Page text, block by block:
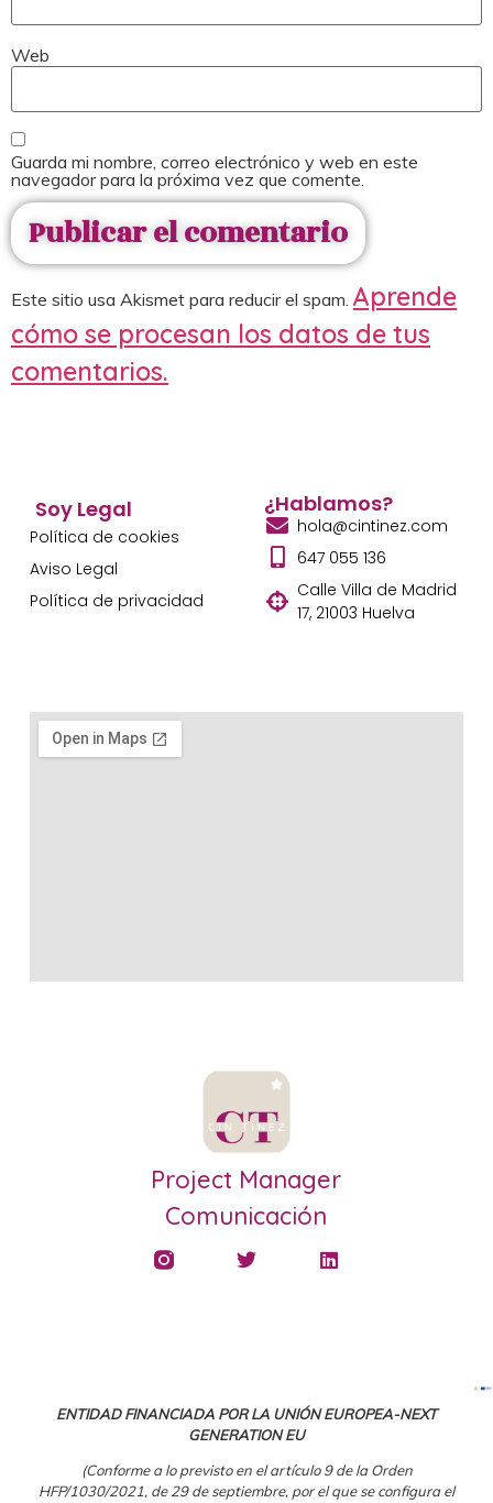
Web
Guarda mi nombre, correo electrónico y web en este
navegador para la próxima vez que comente.
Este sitio usa Akismet para reducir el spam. Aprende
cómo se procesan los datos de tus
comentarios.
Project Manager
Comunicación
Soy Legal
Política de cookies
Aviso Legal
Política de privacidad
¿Hablamos?
hola@cintinez.com
647 055 136
Calle Villa de Madrid
17, 21003 Huelva
ENTIDAD FINANCIADA POR LA UNIÓN EUROPEA-NEXT
GENERATION EU
(Conforme a lo previsto en el artículo 9 de la Orden
HFP/1030/2021, de 29 de septiembre, por el que se configura el